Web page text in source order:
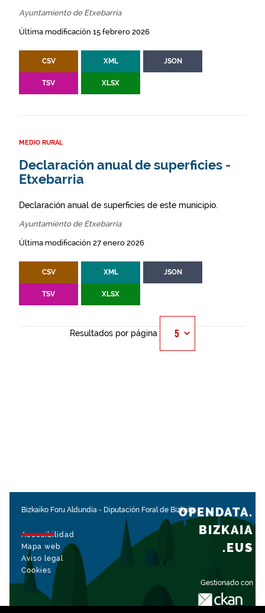
Ayuntamiento de Etxebarria
Última modificación 15 febrero 2026
CSV XML JSON
TSV XLSX
MEDIO RURAL
Declaración anual de superficies -
Etxebarria
Declaración anual de superficies de este municipio.
Ayuntamiento de Etxebarria
Última modificación 27 enero 2026
CSV XML JSON
TSV XLSX
Resultados por página
Bizkaiko Foru Aldundia - Diputación Foral de Bizkaia
Accesibilidad
Mapa web
Aviso legal
Cookies
Gestionado con
OPENDATA.
BIZKAIA
.EUS